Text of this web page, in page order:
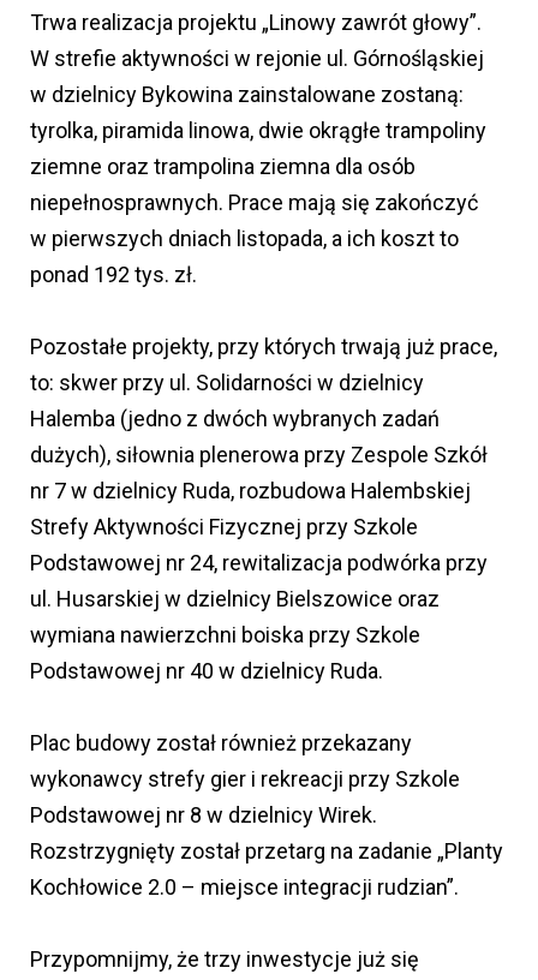
Trwa realizacja projektu „Linowy zawrót głowy”.
W strefie aktywności w rejonie ul. Górnośląskiej
w dzielnicy Bykowina zainstalowane zostaną:
tyrolka, piramida linowa, dwie okrągłe trampoliny
ziemne oraz trampolina ziemna dla osób
niepełnosprawnych. Prace mają się zakończyć
w pierwszych dniach listopada, a ich koszt to
ponad 192 tys. zł.
Pozostałe projekty, przy których trwają już prace,
to: skwer przy ul. Solidarności w dzielnicy
Halemba (jedno z dwóch wybranych zadań
dużych), siłownia plenerowa przy Zespole Szkół
nr 7 w dzielnicy Ruda, rozbudowa Halembskiej
Strefy Aktywności Fizycznej przy Szkole
Podstawowej nr 24, rewitalizacja podwórka przy
ul. Husarskiej w dzielnicy Bielszowice oraz
wymiana nawierzchni boiska przy Szkole
Podstawowej nr 40 w dzielnicy Ruda.
Plac budowy został również przekazany
wykonawcy strefy gier i rekreacji przy Szkole
Podstawowej nr 8 w dzielnicy Wirek.
Rozstrzygnięty został przetarg na zadanie „Planty
Kochłowice 2.0 – miejsce integracji rudzian”.
Przypomnijmy, że trzy inwestycje już się